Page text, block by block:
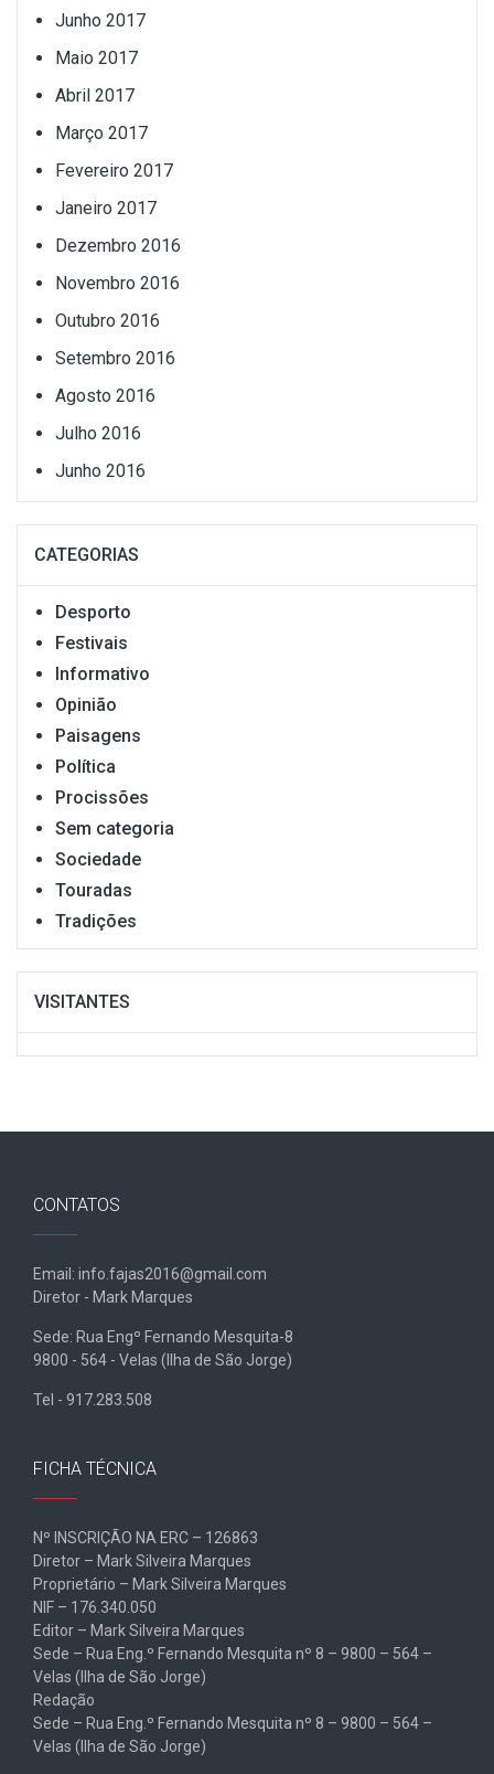
Junho 2017
Maio 2017
Abril 2017
Março 2017
Fevereiro 2017
Janeiro 2017
Dezembro 2016
Novembro 2016
Outubro 2016
Setembro 2016
Agosto 2016
Julho 2016
Junho 2016
CATEGORIAS
Desporto
Festivais
Informativo
Opinião
Paisagens
Política
Procissões
Sem categoria
Sociedade
Touradas
Tradições
VISITANTES
CONTATOS
Email: info.fajas2016@gmail.com
Diretor - Mark Marques
Sede: Rua Engº Fernando Mesquita-8
9800 - 564 - Velas (Ilha de São Jorge)
Tel - 917.283.508
FICHA TÉCNICA
Nº INSCRIÇÃO NA ERC – 126863
Diretor – Mark Silveira Marques
Proprietário – Mark Silveira Marques
NIF – 176.340.050
Editor – Mark Silveira Marques
Sede – Rua Eng.º Fernando Mesquita nº 8 – 9800 – 564 –
Velas (Ilha de São Jorge)
Redação
Sede – Rua Eng.º Fernando Mesquita nº 8 – 9800 – 564 –
Velas (Ilha de São Jorge)